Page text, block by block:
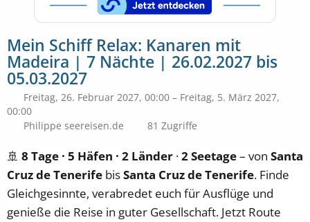
Mein Schiff Relax: Kanaren mit
Madeira | 7 Nächte | 26.02.2027 bis
05.03.2027
Freitag, 26. Februar 2027, 00:00 – Freitag, 5. März 2027,
00:00
Philippe seereisen.de
81 Zugriffe
🚢 8 Tage · 5 Häfen · 2 Länder ·2 Seetage– von Santa
Cruz de Tenerife bisSanta Cruz de Tenerife. Finde
Gleichgesinnte, verabredet euch für Ausflüge und
genieße die Reise in guter Gesellschaft. Jetzt Route